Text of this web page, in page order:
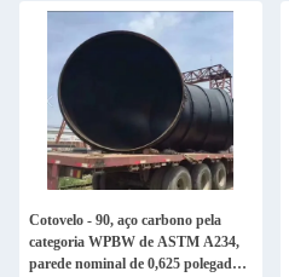
Cotovelo - 90, aço carbono pela
categoria WPBW de ASTM A234,
parede nominal de 0,625 polegadas,